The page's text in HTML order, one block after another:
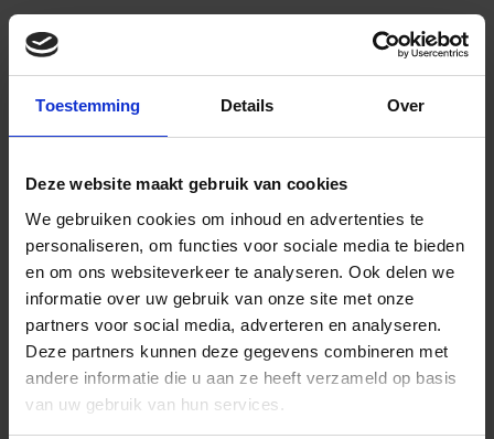
Toestemming Details Over
Deze website maakt gebruik van cookies
We gebruiken cookies om inhoud en advertenties te
personaliseren, om functies voor sociale media te bieden
en om ons websiteverkeer te analyseren. Ook delen we
informatie over uw gebruik van onze site met onze
partners voor social media, adverteren en analyseren.
Deze partners kunnen deze gegevens combineren met
andere informatie die u aan ze heeft verzameld op basis
van uw gebruik van hun services.